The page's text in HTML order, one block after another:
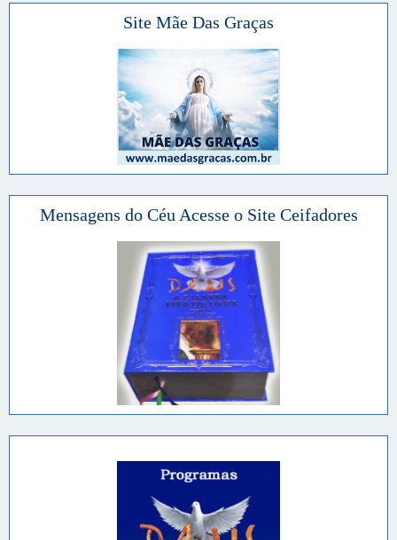
Site Mãe Das Graças
Mensagens do Céu Acesse o Site Ceifadores